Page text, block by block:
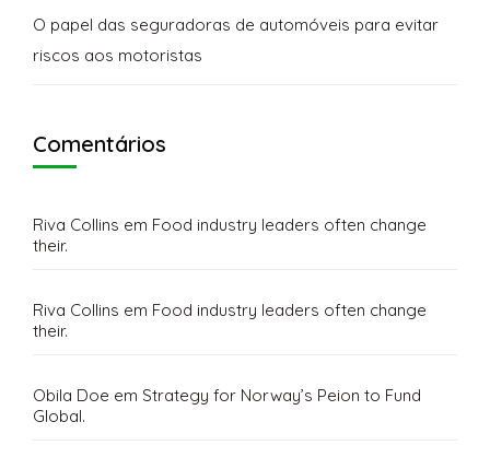
O papel das seguradoras de automóveis para evitar
riscos aos motoristas
Comentários
Riva Collins em Food industry leaders often change
their.
Riva Collins em Food industry leaders often change
their.
Obila Doe em Strategy for Norway’s Peion to Fund
Global.